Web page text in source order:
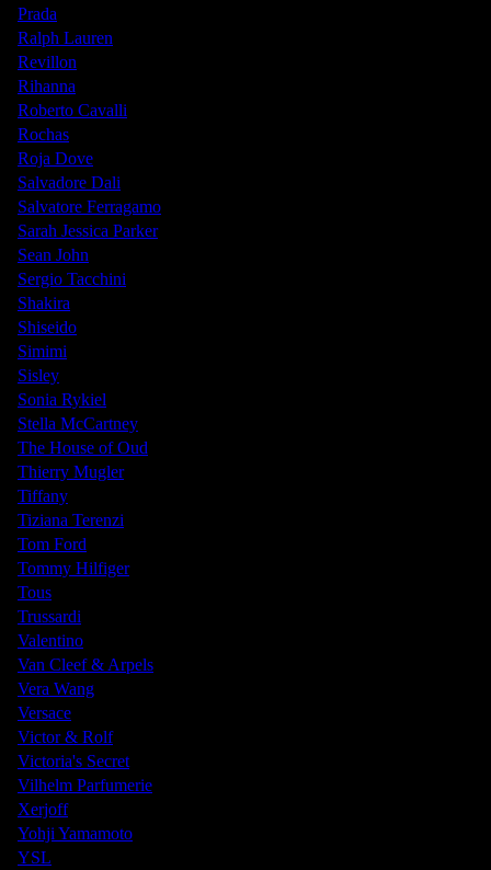
Prada
Ralph Lauren
Revillon
Rihanna
Roberto Cavalli
Rochas
Roja Dove
Salvadore Dali
Salvatore Ferragamo
Sarah Jessica Parker
Sean John
Sergio Tacchini
Shakira
Shiseido
Simimi
Sisley
Sonia Rykiel
Stella McCartney
The House of Oud
Thierry Mugler
Tiffany
Tiziana Terenzi
Tom Ford
Tommy Hilfiger
Tous
Trussardi
Valentino
Van Cleef & Arpels
Vera Wang
Versace
Victor & Rolf
Victoria's Secret
Vilhelm Parfumerie
Xerjoff
Yohji Yamamoto
YSL